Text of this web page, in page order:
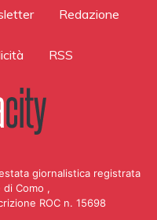
Redazione
RSS
giornalistica registrata
Como ,
ROC n. 15698